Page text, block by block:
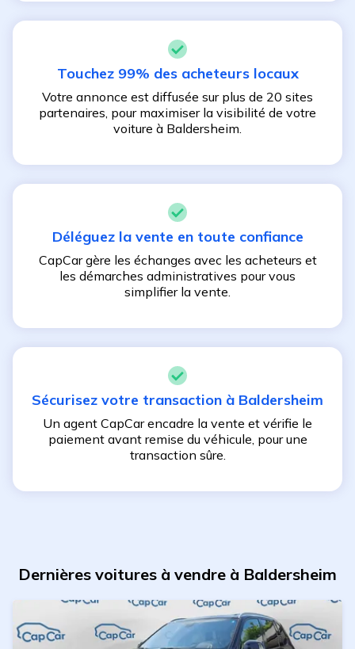
Touchez 99% des acheteurs locaux
Votre annonce est diffusée sur plus de 20 sites
partenaires, pour maximiser la visibilité de votre
voiture à Baldersheim.
Déléguez la vente en toute confiance
CapCar gère les échanges avec les acheteurs et
les démarches administratives pour vous
simplifier la vente.
Sécurisez votre transaction à Baldersheim
Un agent CapCar encadre la vente et vérifie le
paiement avant remise du véhicule, pour une
transaction sûre.
Dernières voitures à vendre à Baldersheim